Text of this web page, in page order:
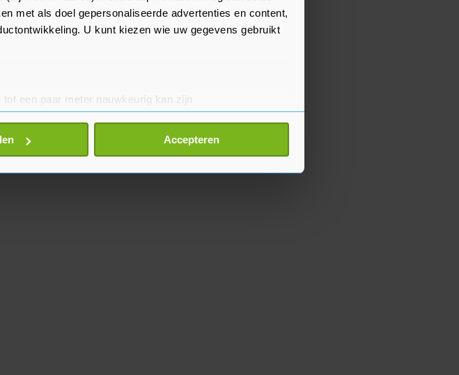
met als doel gepersonaliseerde advertenties en content,
U kunt kiezen wie uw gegevens gebruikt
een paar meter nauwkeurig kan zijn
eigenschappen (fingerprinting)
en stel uw voorkeuren in het
detailgedeelte
Accepteren